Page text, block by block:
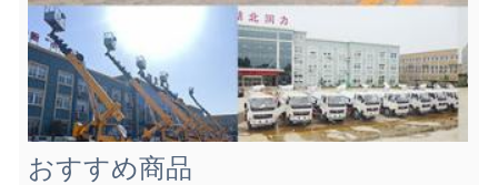
おすすめ商品